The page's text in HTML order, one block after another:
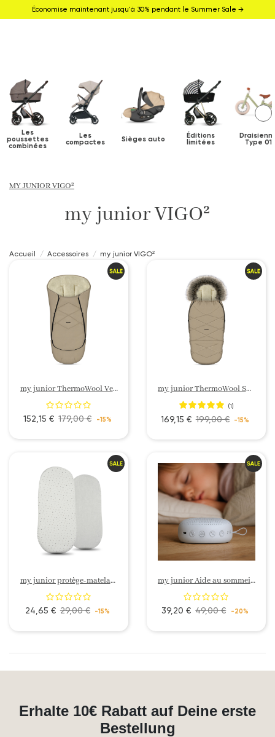
Économise maintenant jusqu'à 30% pendant le Summer Sale →
Les
poussettes
combinées
Les
compactes Sièges auto Éditions
limitées Type 01
MY JUNIOR VIGO²
my junior VIGO²
Accueil Accessoires my junior VIGO²
my junior ThermoWool Velora 3en1 chancelière
152,15 € 179,00 € -15%
my junior ThermoWool Snøheim 4in1 sac de pied
(1)
169,15 € 199,00 € -15%
my junior protège-matelas en coton bio (lot de 2)
24,65 € 29,00 € -15%
my junior Aide au sommeil – Bruit blanc avec veilleuse
39,20 € 49,00 € -20%
Erhalte 10€ Rabatt auf Deine erste
Bestellung